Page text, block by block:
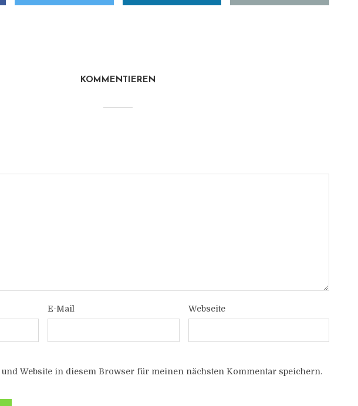
KOMMENTIEREN
E-Mail Webseite
und Website in diesem Browser für meinen nächsten Kommentar speichern.